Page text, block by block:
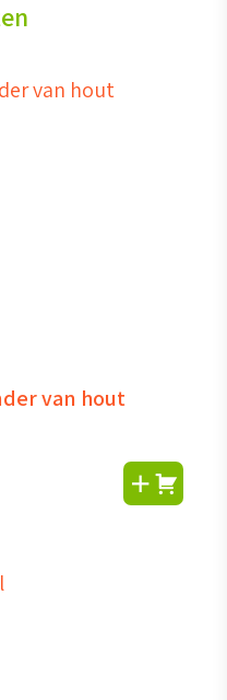
van hout